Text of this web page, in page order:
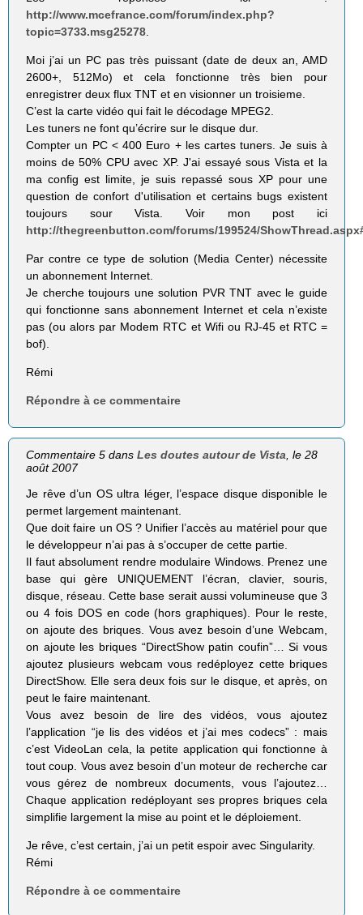
http://www.mcefrance.com/forum/index.php?
topic=3733.msg25278
Moi j’ai un PC pas très puissant (date de deux an, AMD
2600+, 512Mo) et cela fonctionne très bien pour
enregistrer deux flux TNT et en visionner un troisieme.
C’est la carte vidéo qui fait le décodage MPEG2.
Les tuners ne font qu’écrire sur le disque dur.
Compter un PC < 400 Euro + les cartes tuners. Je suis à
moins de 50% CPU avec XP. J'ai essayé sous Vista et la
ma config est limite, je suis repassé sous XP pour une
question de confort d'utilisation et certains bugs existent
toujours sour Vista. Voir mon post ici
http://thegreenbutton.com/forums/199524/
Par contre ce type de solution (Media Center) nécessite
un abonnement Internet.
Je cherche toujours une solution PVR TNT avec le guide
qui fonctionne sans abonnement Internet et cela n’existe
pas (ou alors par Modem RTC et Wifi ou RJ-45 et RTC =
bof).
Rémi
Répondre à ce commentaire
Commentaire 5 dansLes doutes autour de Vista , le 28
août 2007
Je rêve d’un OS ultra léger, l’espace disque disponible le
permet largement maintenant.
Que doit faire un OS ? Unifier l’accès au matériel pour que
le développeur n’ai pas à s’occuper de cette partie.
Il faut absolument rendre modulaire Windows. Prenez une
base qui gère UNIQUEMENT l’écran, clavier, souris,
disque, réseau. Cette base serait aussi volumineuse que 3
ou 4 fois DOS en code (hors graphiques). Pour le reste,
on ajoute des briques. Vous avez besoin d’une Webcam,
on ajoute les briques “DirectShow patin coufin”… Si vous
ajoutez plusieurs webcam vous redéployez cette briques
DirectShow. Elle sera deux fois sur le disque, et après, on
peut le faire maintenant.
Vous avez besoin de lire des vidéos, vous ajoutez
l’application “je lis des vidéos et j’ai mes codecs” : mais
c’est VideoLan cela, la petite application qui fonctionne à
tout coup. Vous avez besoin d’un moteur de recherche car
vous gérez de nombreux documents, vous l’ajoutez…
Chaque application redéployant ses propres briques cela
simplifie largement la mise au point et le déploiement.
Je rêve, c’est certain, j’ai un petit espoir avec Singularity.
Rémi
Répondre à ce commentaire